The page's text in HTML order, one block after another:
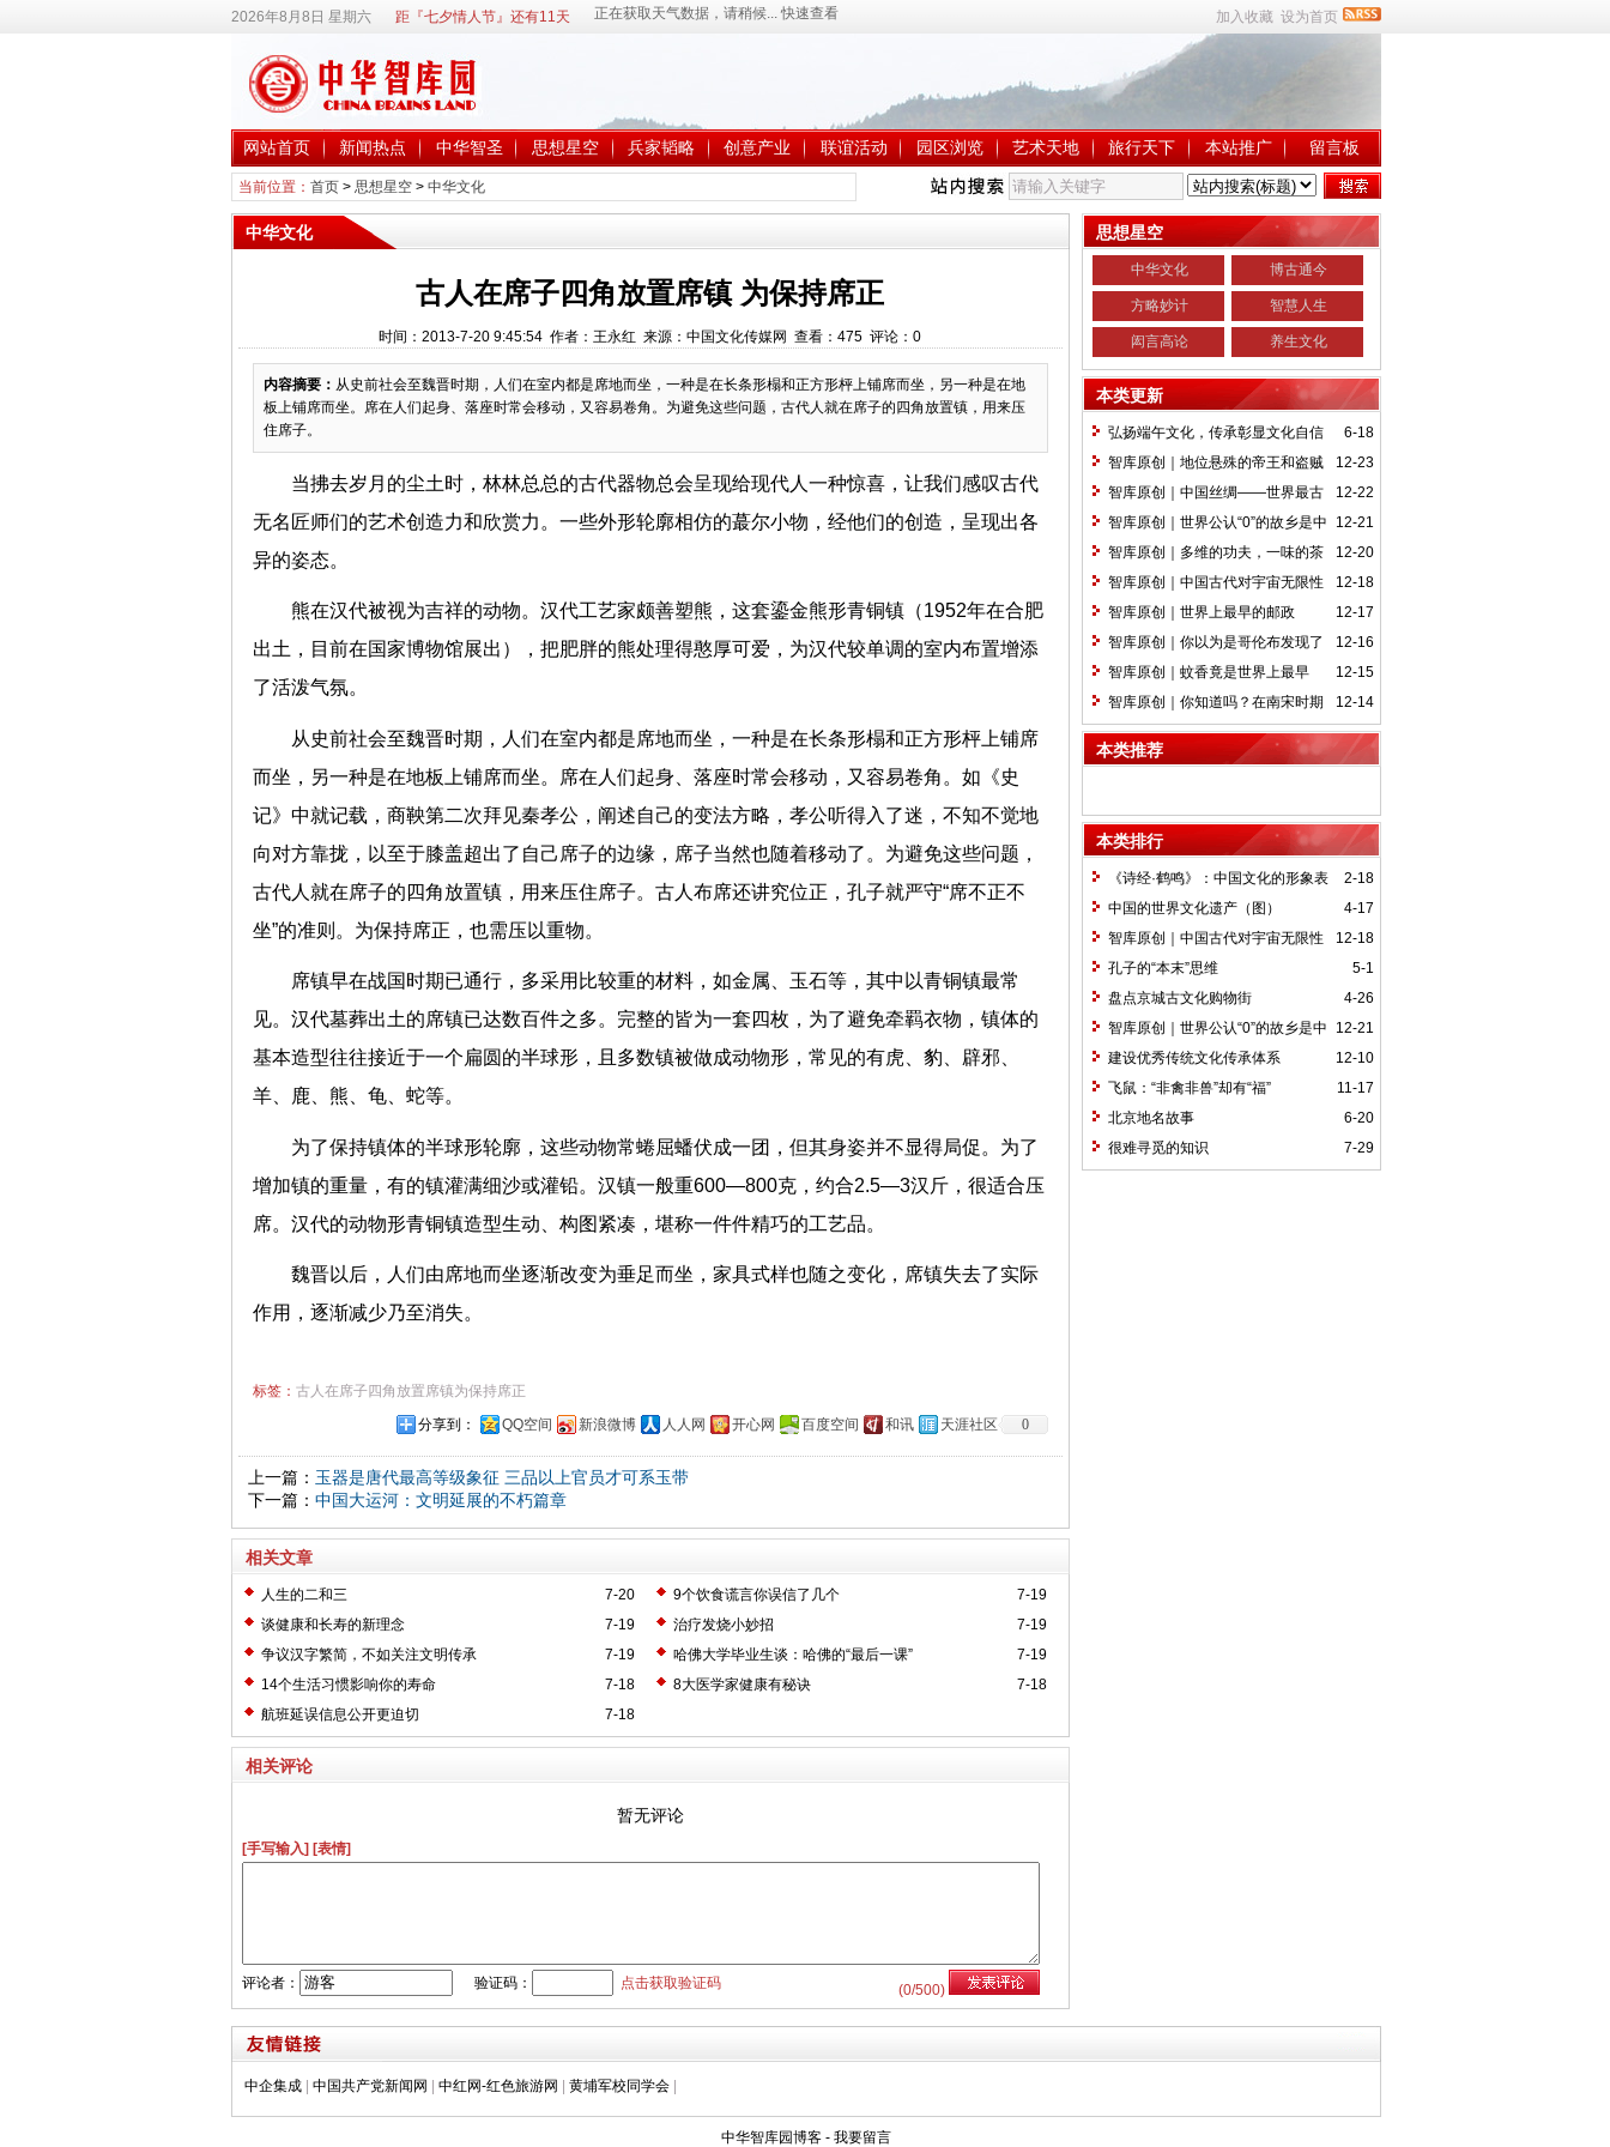
2026年8月8日 星期六 距『七夕情人节』还有11天 加入收藏 设为首页
网站首页 新闻热点 中华智圣 思想星空 兵家韬略 创意产业 联谊活动 园区浏览 艺术天地 旅行天下 本站推广 留言板
当前位置： 首页> 思想星空> 中华文化
中华文化
古人在席子四角放置席镇 为保持席正
时间：2013-7-20 9:45:54 作者：王永红 来源：中国文化传媒网 查看： 475 评论： 0
内容摘要： 从史前社会至魏晋时期，人们在室内都是席地而坐，一种是在长条形榻和正方形枰上铺席而坐，另一种是在地
板上铺席而坐。席在人们起身、落座时常会移动，又容易卷角。为避免这些问题，古代人就在席子的四角放置镇，用来压
住席子。
当拂去岁月的尘土时，林林总总的古代器物总会呈现给现代人一种惊喜，让我们感叹古代
无名匠师们的艺术创造力和欣赏力。一些外形轮廓相仿的蕞尔小物，经他们的创造，呈现出各
异的姿态。
熊在汉代被视为吉祥的动物。汉代工艺家颇善塑熊，这套鎏金熊形青铜镇（1952年在合肥
出土，目前在国家博物馆展出），把肥胖的熊处理得憨厚可爱，为汉代较单调的室内布置增添
了活泼气氛。
从史前社会至魏晋时期，人们在室内都是席地而坐，一种是在长条形榻和正方形枰上铺席
而坐，另一种是在地板上铺席而坐。席在人们起身、落座时常会移动，又容易卷角。如《史
记》中就记载，商鞅第二次拜见秦孝公，阐述自己的变法方略，孝公听得入了迷，不知不觉地
向对方靠拢，以至于膝盖超出了自己席子的边缘，席子当然也随着移动了。为避免这些问题，
古代人就在席子的四角放置镇，用来压住席子。古人布席还讲究位正，孔子就严守“席不正不
坐”的准则。为保持席正，也需压以重物。
席镇早在战国时期已通行，多采用比较重的材料，如金属、玉石等，其中以青铜镇最常
见。汉代墓葬出土的席镇已达数百件之多。完整的皆为一套四枚，为了避免牵羁衣物，镇体的
基本造型往往接近于一个扁圆的半球形，且多数镇被做成动物形，常见的有虎、豹、辟邪、
羊、鹿、熊、龟、蛇等。
为了保持镇体的半球形轮廓，这些动物常蜷屈蟠伏成一团，但其身姿并不显得局促。为了
增加镇的重量，有的镇灌满细沙或灌铅。汉镇一般重600—800克，约合2.5—3汉斤，很适合压
席。汉代的动物形青铜镇造型生动、构图紧凑，堪称一件件精巧的工艺品。
魏晋以后，人们由席地而坐逐渐改变为垂足而坐，家具式样也随之变化，席镇失去了实际
作用，逐渐减少乃至消失。
标签： 古人在席子四角放置席镇为保持席正
分享到：
QQ空间 新浪微博 人人网 开心网 百度空间 和讯 天涯社区 0
上一篇： 玉器是唐代最高等级象征 三品以上官员才可系玉带
下一篇： 中国大运河：文明延展的不朽篇章
相关文章
7-20
人生的二和三 7-19
9个饮食谎言你误信了几个
7-19
谈健康和长寿的新理念 7-19
治疗发烧小妙招
7-19
争议汉字繁简，不如关注文明传承 7-19
哈佛大学毕业生谈：哈佛的“最后一课”
7-18
14个生活习惯影响你的寿命 7-18
8大医学家健康有秘诀
7-18
航班延误信息公开更迫切
相关评论
暂无评论
[手写输入] [表情]
(0/500)
评论者： 验证码： 点击获取验证码
思想星空
中华文化 博古通今
方略妙计 智慧人生
闳言高论 养生文化
本类更新
6-18
弘扬端午文化，传承彰显文化自信
12-23
智库原创｜地位悬殊的帝王和盗贼
创造了两个世界记录
12-22
智库原创｜中国丝绸——世界最古
老的商品
12-21
智库原创｜世界公认“0”的故乡是中
国
12-20
智库原创｜多维的功夫，一味的茶
心
12-18
智库原创｜中国古代对宇宙无限性
的精辟论述
12-17
智库原创｜世界上最早的邮政
12-16
智库原创｜你以为是哥伦布发现了
新大陆吗？
12-15
智库原创｜蚊香竟是世界上最早
的“化学武器”
12-14
智库原创｜你知道吗？在南宋时期
戴眼镜是一种尊严的象征
本类推荐
本类排行
2-18
《诗经·鹤鸣》：中国文化的形象表
达
4-17
中国的世界文化遗产（图）
12-18
智库原创｜中国古代对宇宙无限性
的精辟论述
5-1
孔子的“本末”思维
4-26
盘点京城古文化购物街
12-21
智库原创｜世界公认“0”的故乡是中
国
12-10
建设优秀传统文化传承体系
11-17
飞鼠：“非禽非兽”却有“福”
6-20
北京地名故事
7-29
很难寻觅的知识
中企集成 中国共产党新闻网 中红网-红色旅游网 黄埔军校同学会
中华智库园博客- 我要留言